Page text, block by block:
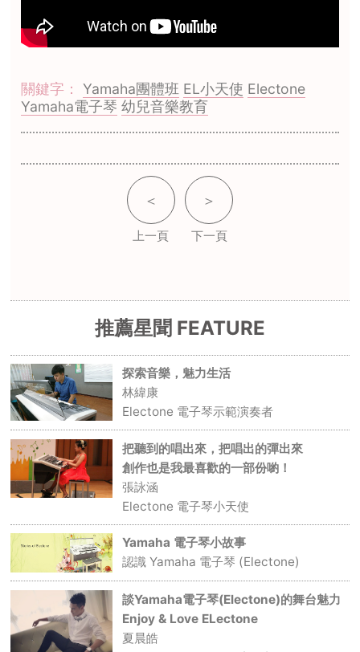
關鍵字：Yamaha團體班 EL小天使 Electone
Yamaha電子琴 幼兒音樂教育
＜
上一頁
＞
下一頁
推薦星聞 FEATURE
探索音樂，魅力生活
林緯康
Electone 電子琴示範演奏者
把聽到的唱出來，把唱出的彈出來
創作也是我最喜歡的一部份喲！
張詠涵
Electone 電子琴小天使
Yamaha 電子琴小故事
認識 Yamaha 電子琴 (Electone)
談Yamaha電子琴(Electone)的舞台魅力
Enjoy & Love ELectone
夏晨皓